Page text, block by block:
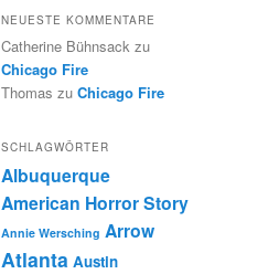
NEUESTE KOMMENTARE
Catherine Bühnsack zu
Chicago Fire
Thomas zu Chicago Fire
SCHLAGWÖRTER
Albuquerque
American Horror Story
Annie Wersching Arrow
Atlanta Austin